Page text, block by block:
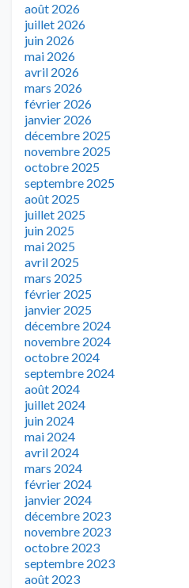
août 2026
juillet 2026
juin 2026
mai 2026
avril 2026
mars 2026
février 2026
janvier 2026
décembre 2025
novembre 2025
octobre 2025
septembre 2025
août 2025
juillet 2025
juin 2025
mai 2025
avril 2025
mars 2025
février 2025
janvier 2025
décembre 2024
novembre 2024
octobre 2024
septembre 2024
août 2024
juillet 2024
juin 2024
mai 2024
avril 2024
mars 2024
février 2024
janvier 2024
décembre 2023
novembre 2023
octobre 2023
septembre 2023
août 2023